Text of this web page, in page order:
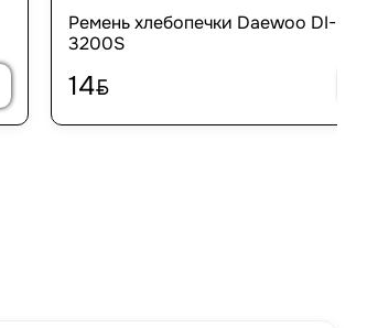
Ремень хлебопечки Daewoo DI-
3200S
14BYN